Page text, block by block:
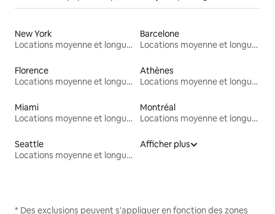
New York
Locations moyenne et longue durée
Barcelone
Locations moyenne et longue durée
Florence
Locations moyenne et longue durée
Athènes
Locations moyenne et longue durée
Miami
Locations moyenne et longue durée
Montréal
Locations moyenne et longue durée
Seattle
Locations moyenne et longue durée
Afficher plus
* Des exclusions peuvent s'appliquer en fonction des zones